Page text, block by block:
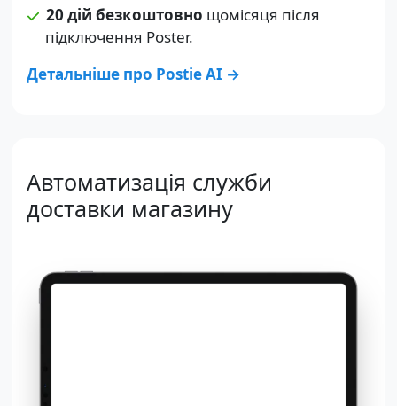
20 дій безкоштовно щомісяця після
підключення Poster.
Детальніше про Postie AI →
Автоматизація служби
доставки магазину